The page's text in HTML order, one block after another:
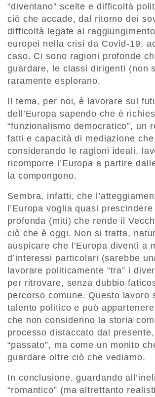
“diventano” scelte e difficoltà
ciò che accade, dal ritorno dei
difficoltà legate al
europei nella crisi da Covid-19,
caso. Ci sono ragioni profonde
guardare, le classi dirigenti (non
raramente esplorano.
Il tema, per noi, è lavorare sul
dell’Europa sapendo che è
“funzionalismo democratico”, un
fatti e capacità di mediazione
considerando le ragioni ideali,
ricomporre l’Europa a partire
la compongono.
Sembra, infatti, che
l’Europa voglia quasi
profonda (miti) che rende il
ciò che è oggi. Non si tratta,
auspicare che l’Europa diventi a
d’interessi particolari (sarebbe
lavorare politicamente “tra” i
per ritrovare, senza dubbio
percorso comune. Questo lavoro
talento politico e può
che non considerino la storia
processo distaccato dal
“passato”, ma come un monito
guardare oltre ciò che vediamo.
In conclusione, guardando
“romantico” (ma altrettanto